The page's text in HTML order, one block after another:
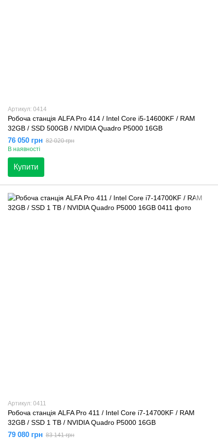
Артикул: 0414
Робоча станція ALFA Pro 414 / Intel Core i5-14600KF / RAM
32GB / SSD 500GB / NVIDIA Quadro P5000 16GB
76 050 грн 82 020 грн
В наявності
Купити
Артикул: 0411
Робоча станція ALFA Pro 411 / Intel Core i7-14700KF / RAM
32GB / SSD 1 TB / NVIDIA Quadro P5000 16GB
79 080 грн 83 141 грн